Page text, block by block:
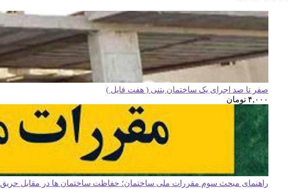
صفر تا صد اجرای یک ساختمان بتنی ( هفت فایل )
۴,۰۰۰ تومان
راهنمای مبحث سوم مقررات ملی ساختمان؛ حفاظت ساختمان ها در مقابل حریق